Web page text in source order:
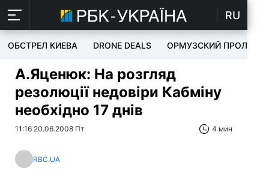
RU
ОБСТРЕЛ КИЕВА DRONE DEALS ОРМУЗСКИЙ ПРОЛИВ
А.Яценюк: На розгляд
резолюції недовіри Кабміну
необхідно 17 днів
11:16 20.06.2008 Пт 4 мин
RBC.UA